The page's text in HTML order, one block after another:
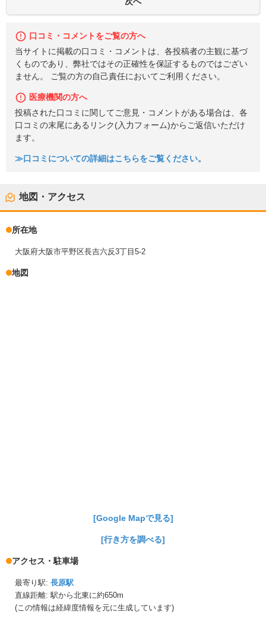
口コミ・コメントをご覧の方へ
当サイトに掲載の口コミ・コメントは、各投稿者の主観に基づ
くものであり、弊社ではその正確性を保証するものではござい
ません。 ご覧の方の自己責任においてご利用ください。
医療機関の方へ
投稿された口コミに関してご意見・コメントがある場合は、各
口コミの末尾にあるリンク(入力フォーム)からご返信いただけ
ます。
≫口コミについての詳細はこちらをご覧ください。
地図・アクセス
所在地
大阪府大阪市平野区長吉六反3丁目5-2
地図
[Google Mapで見る]
[行き方を調べる]
アクセス・駐車場
最寄り駅: 長原駅
直線距離: 駅から北東に約650m
(この情報は経緯度情報を元に生成しています)